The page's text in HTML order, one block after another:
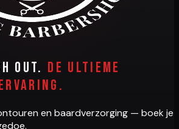
out. De ultieme
en baardverzorging — boek je